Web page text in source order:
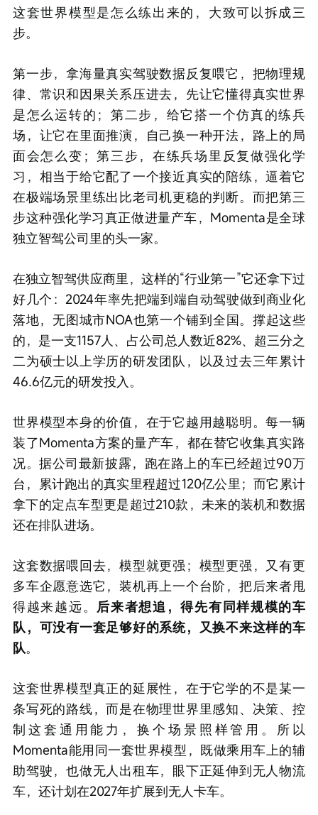
这套世界模型是怎么练出来的，大致可以拆成三
步。
第一步，拿海量真实驾驶数据反复喂它，把物理规
律、常识和因果关系压进去，先让它懂得真实世界
是怎么运转的；第二步，给它搭一个仿真的练兵
场，让它在里面推演，自己换一种开法，路上的局
面会怎么变；第三步，在练兵场里反复做强化学
习，相当于给它配了一个接近真实的陪练，逼着它
在极端场景里练出比老司机更稳的判断。而把第三
步这种强化学习真正做进量产车，Momenta是全球
独立智驾公司里的头一家。
在独立智驾供应商里，这样的“行业第一”它还拿下过
好几个：2024年率先把端到端自动驾驶做到商业化
落地，无图城市NOA也第一个铺到全国。撑起这些
的，是一支1157人、占公司总人数近82%、超三分之
二为硕士以上学历的研发团队，以及过去三年累计
46.6亿元的研发投入。
世界模型本身的价值，在于它越用越聪明。每一辆
装了Momenta方案的量产车，都在替它收集真实路
况。据公司最新披露，跑在路上的车已经超过90万
台，累计跑出的真实里程超过120亿公里；而它累计
拿下的定点车型更是超过210款，未来的装机和数据
还在排队进场。
这套数据喂回去，模型就更强；模型更强，又有更
多车企愿意选它，装机再上一个台阶，把后来者甩
得越来越远。 后来者想追，得先有同样规模的车
队，可没有一套足够好的系统，又换不来这样的车
队。
这套世界模型真正的延展性，在于它学的不是某一
条写死的路线，而是在物理世界里感知、决策、控
制这套通用能力，换个场景照样管用。所以
Momenta能用同一套世界模型，既做乘用车上的辅
助驾驶，也做无人出租车，眼下正延伸到无人物流
车，还计划在2027年扩展到无人卡车。